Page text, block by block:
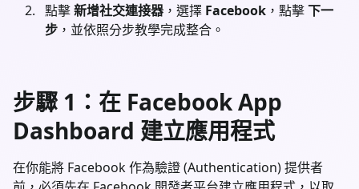
點擊新增社交連接器 ，選擇 Facebook ，點擊下一
步 ，並依照分步教學完成整合。
步驟 1：在 Facebook App
Dashboard 建立應用程式
在你能將 Facebook 作為驗證 (Authentication) 提供者